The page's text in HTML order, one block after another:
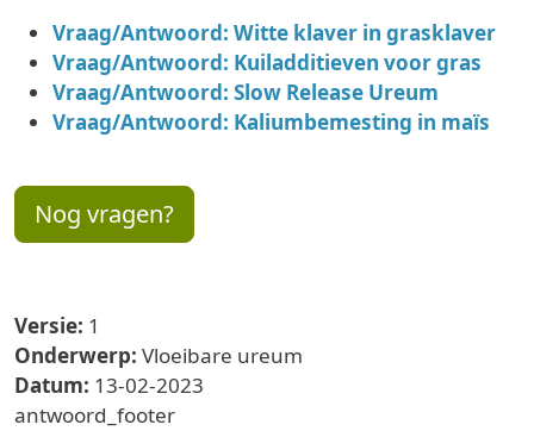
Vraag/Antwoord: Witte klaver in grasklaver
Vraag/Antwoord: Kuiladditieven voor gras
Vraag/Antwoord: Slow Release Ureum
Vraag/Antwoord: Kaliumbemesting in maïs
Nog vragen?
Versie: 1
Onderwerp: Vloeibare ureum
Datum: 13-02-2023
antwoord_footer